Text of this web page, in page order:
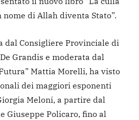
nome di Allah diventa Stato”.
dal Consigliere Provinciale di
Grandis e moderata dal
Mattia Morelli, ha visto
dei maggiori esponenti
Meloni, a partire dal
Giuseppe Policaro, fino al